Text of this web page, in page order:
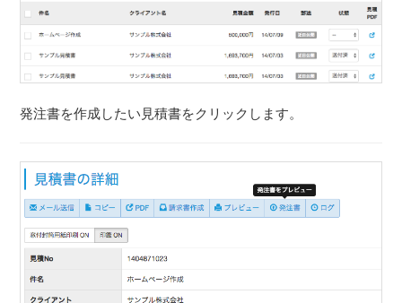
発注書を作成したい見積書をクリックします。